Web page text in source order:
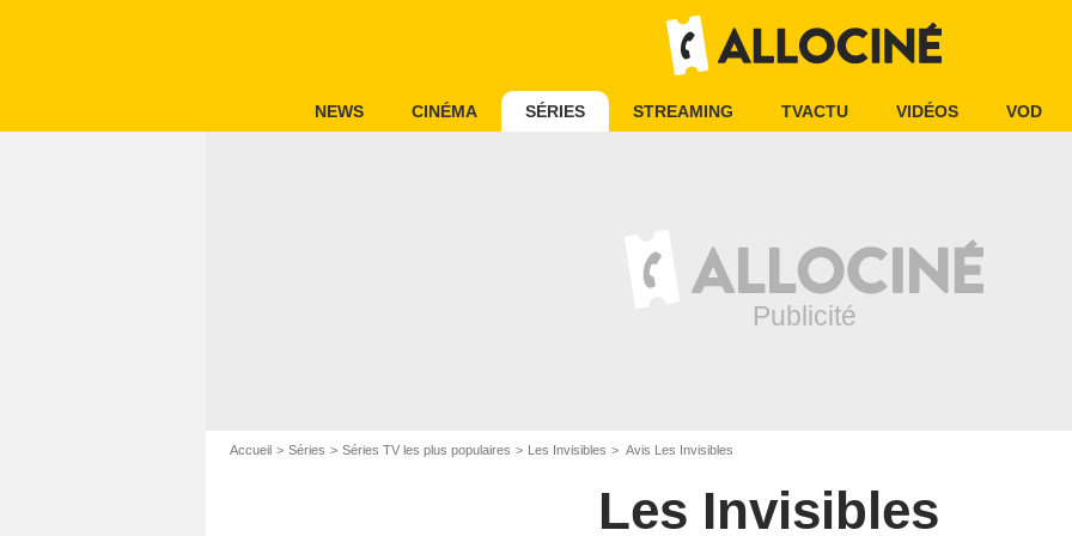
NEWS CINÉMA SÉRIES STREAMING TVACTU VIDÉOS VOD
Accueil Séries Séries TV les plus populaires Les Invisibles Avis Les Invisibles
Les Invisibles